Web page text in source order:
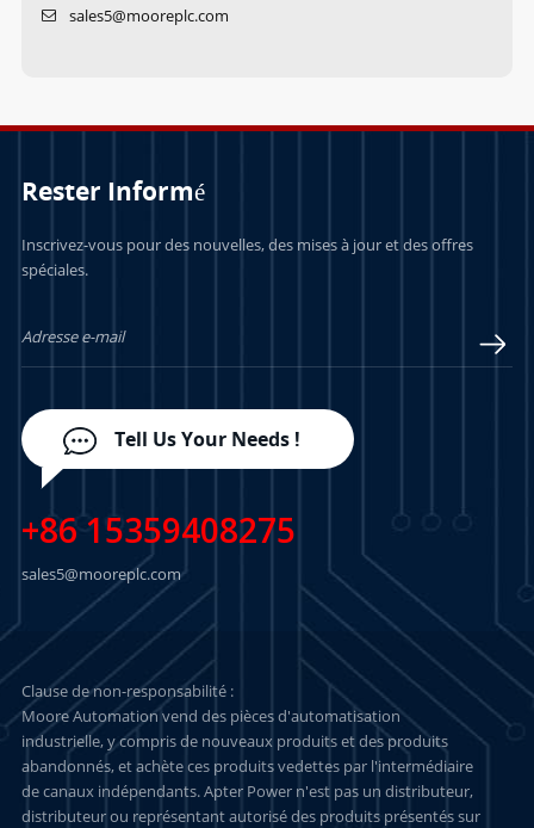
sales5@mooreplc.com
Rester Informé
Inscrivez-vous pour des nouvelles, des mises à jour et des offres
spéciales.
Tell Us Your Needs !
+86 15359408275
sales5@mooreplc.com
Clause de non-responsabilité :
Moore Automation vend des pièces d'automatisation
industrielle, y compris de nouveaux produits et des produits
abandonnés, et achète ces produits vedettes par l'intermédiaire
de canaux indépendants. Apter Power n'est pas un distributeur,
distributeur ou représentant autorisé des produits présentés sur